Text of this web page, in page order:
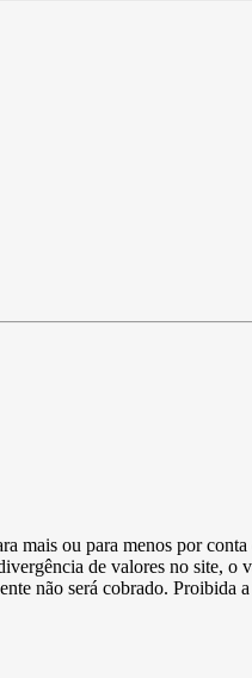
mais ou para menos por
de valores no site,
não será cobrado. Proibida